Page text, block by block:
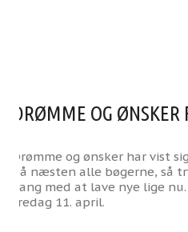
DRØMME OG ØNSKER
Drømme og ønsker har vist
på næsten alle bøgerne, så
gang med at lave nye lige
fredag 11. april.